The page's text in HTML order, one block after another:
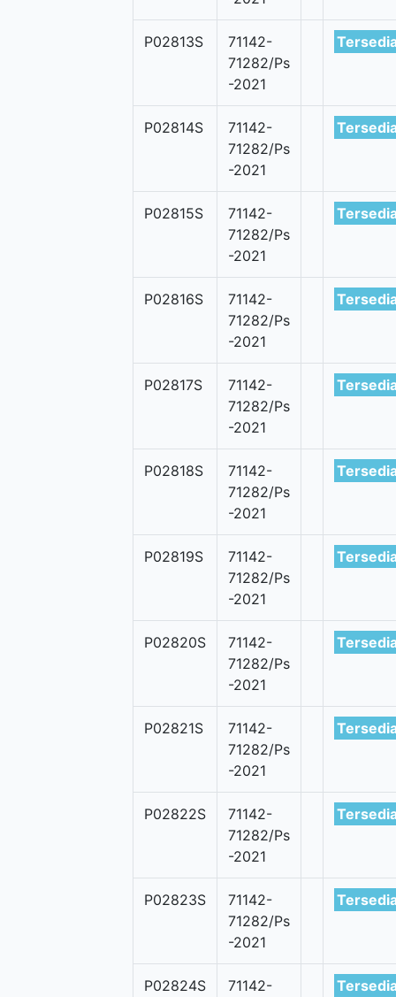
P02813S
71142-
71282/Ps
-2021
P02814S
71142-
71282/Ps
-2021
P02815S
71142-
71282/Ps
-2021
P02816S
71142-
71282/Ps
-2021
P02817S
71142-
71282/Ps
-2021
P02818S
71142-
71282/Ps
-2021
P02819S
71142-
71282/Ps
-2021
P02820S
71142-
71282/Ps
-2021
P02821S
71142-
71282/Ps
-2021
P02822S
71142-
71282/Ps
-2021
P02823S
71142-
71282/Ps
-2021
P02824S
71142-